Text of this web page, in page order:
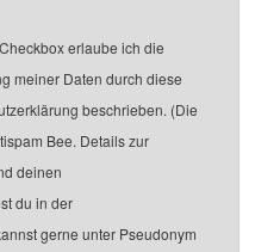
erlaube ich die
meiner Daten durch diese
beschrieben. (Die
Bee. Details zur
deinen
du in der
gerne unter Pseudonym